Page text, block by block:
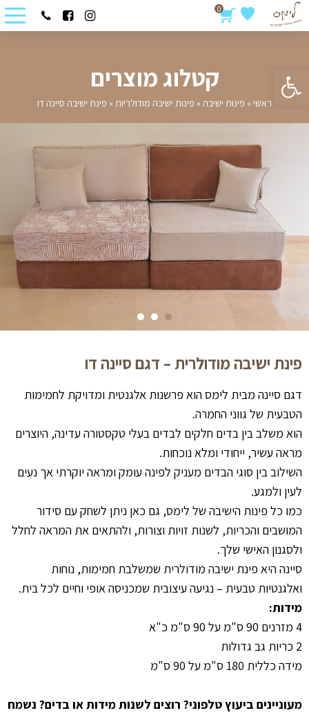
פתח סרגל נגישות
0
קטלוג מוצרים
ראשי » פינות ישיבה » פינות ישיבה מודולריות » פינת ישיבה סיינה דו
פינת ישיבה מודולרית – דגם סיינה דו
דגם סיינה מבית לימס הוא פרשנות אלגנטית ומדויקת לחמימות
הטבעית של גווני החמרה.
הוא משלב בין בדים חלקים לבדים בעלי טקסטורה עדינה, היוצרים
מראה עשיר, ייחודי ומלא נוכחות.
השילוב בין סוגי הבדים מעניק לפינה עומק ומראה יוקרתי אך נעים
לעין ולמגע.
כמו כל פינות הישיבה של לימס, גם כאן ניתן לשחק עם סידור
המושבים והכריות, לשנות זויות וצורות, ולהתאים את המראה לחלל
ולסגנון האישי שלך.
סיינה היא פינת ישיבה מודולרית שמשלבת חמימות, נוחות
ואלגנטיות טבעית – נגיעה עיצובית שמכניסה אופי וחיים לכל בית.
מידות:
4 מזרנים 90 ס"מ על 90 ס"מ כ"א
2 כריות גב גדולות
מידה כללית 180 ס"מ על 90 ס"מ
מעוניינים ביעוץ טלפוני? רוצים לשנות מידות או בדים? נשמח